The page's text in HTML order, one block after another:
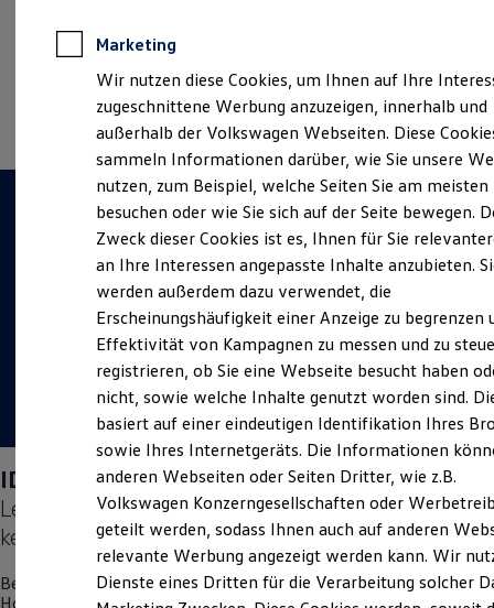
Anpfiff zum Gewinn
Elektroautos
ID. Tutorials
Der neue ID. Polo
Der ID.4
Der ID.4 GTX
Der ID.5 GTX
Der ID.7 GTX
Der ID.7 Tourer
Der ID.7 GTX Tourer
Der neue ID. Cross
Elektrofahrzeugkonzepte
ID. EVERY1
Reichweite
Reichweite der ID. Modelle
Reichweite im Winter
Rekuperation
Laden unterwegs
Laden Zuhause
Ladestationen finden
Ladezeitensimulator
Batterie
Sicherheit
Garantie und Lebensdauer
ID. Polo
Days am 05.09.2026:
Lernen Sie den neuen vollelektrischen ID. Polo
kennen.
Besuchen Sie uns am 05. September vor Ort in Wanzleben OT
Hohendodeleben und erleben Sie einen Tag voller Freude, Spaß
Marketing
Wir nutzen diese Cookies, um Ihnen auf Ihre
zugeschnittene Werbung anzuzeigen, innerhalb und
außerhalb der Volkswagen Webseiten. Diese
sammeln Informationen darüber, wie Sie unsere
nutzen, zum Beispiel, welche Seiten Sie am meisten
besuchen oder wie Sie sich auf der Seite bewegen.
Zweck dieser Cookies ist es, Ihnen für Sie
an Ihre Interessen angepasste Inhalte anzubieten.
werden außerdem dazu verwendet, die
Erscheinungshäufigkeit einer Anzeige zu begrenzen
Effektivität von Kampagnen zu messen und zu
registrieren, ob Sie eine Webseite besucht haben
nicht, sowie welche Inhalte genutzt worden sind.
basiert auf einer eindeutigen Identifikation Ihres
sowie Ihres Internetgeräts. Die Informationen
anderen Webseiten oder Seiten Dritter, wie z.B.
Volkswagen Konzerngesellschaften oder
geteilt werden, sodass Ihnen auch auf anderen
relevante Werbung angezeigt werden kann. Wir
Dienste eines Dritten für die Verarbeitung solcher